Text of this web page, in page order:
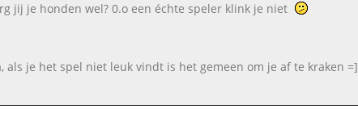
jij je honden wel? 0.o een échte speler klink je niet
als je het spel niet leuk vindt is het gemeen om je af te kraken =]